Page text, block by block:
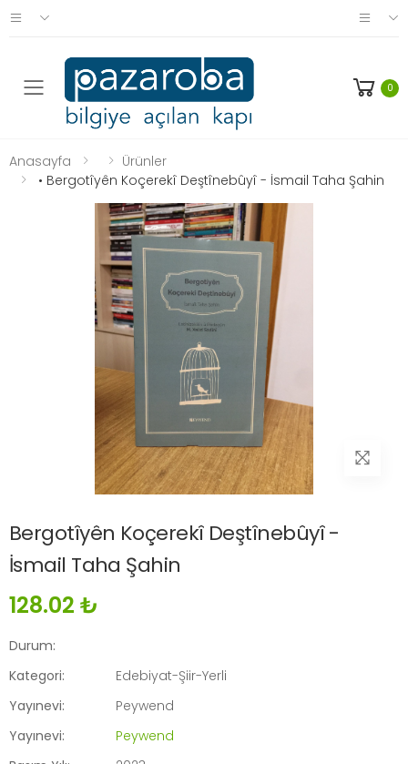
0
Anasayfa
Ürünler
• Bergotîyên Koçerekî Deştînebûyî - İsmail Taha Şahin
Bergotîyên Koçerekî Deştînebûyî -
İsmail Taha Şahin
128.02 ₺
Durum:
Kategori:
Edebiyat-Şiir-Yerli
Yayınevi:
Peywend
Yayınevi:
Peywend